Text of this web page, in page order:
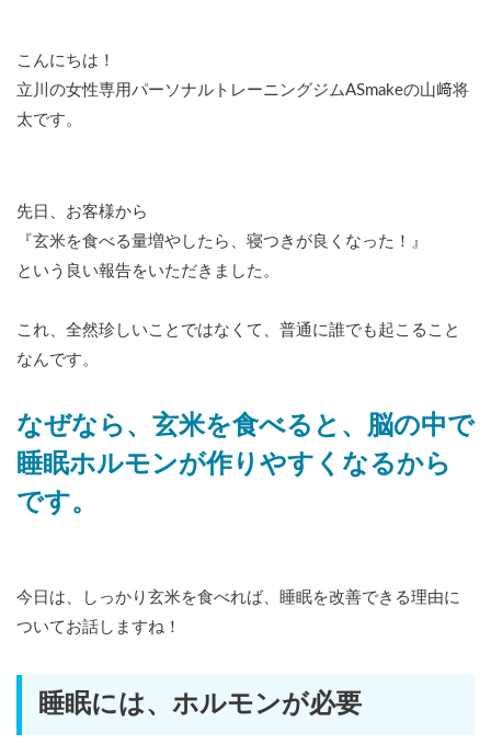
こんにちは！
立川の女性専用パーソナルトレーニングジムASmakeの山﨑将
太です。
先日、お客様から
『玄米を食べる量増やしたら、寝つきが良くなった！』
という良い報告をいただきました。
これ、全然珍しいことではなくて、普通に誰でも起こること
なんです。
なぜなら、玄米を食べると、脳の中で
睡眠ホルモンが作りやすくなるから
です。
今日は、しっかり玄米を食べれば、睡眠を改善できる理由に
ついてお話しますね！
睡眠には、ホルモンが必要